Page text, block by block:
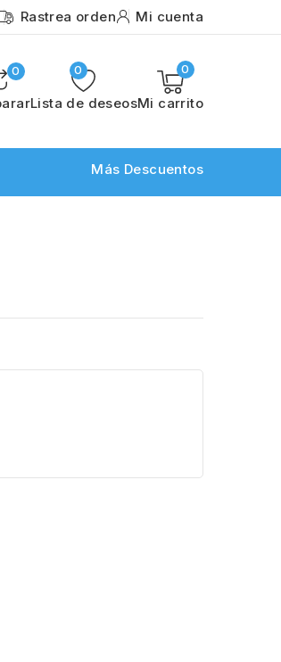
Rastrea orden Mi cuenta
0
Lista de deseos
0 0
Mi carrito
Más Descuentos